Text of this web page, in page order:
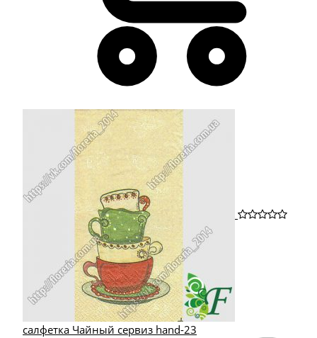
салфетка Чайный сервиз hand-23